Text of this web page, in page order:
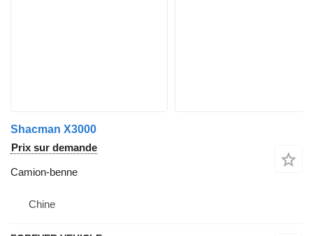
Shacman X3000
Prix sur demande
Camion-benne
Chine